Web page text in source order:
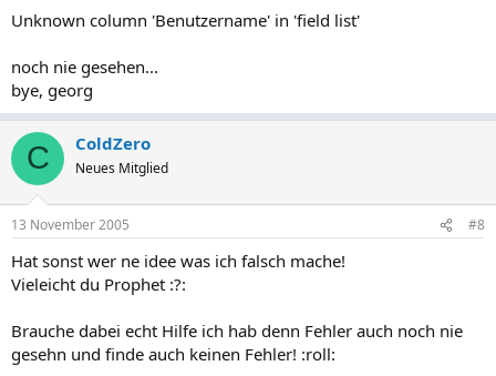
Unknown column 'Benutzername' in 'field list'
noch nie gesehen...
bye, georg
C ColdZero
Neues Mitglied
13 November 2005 #8
Hat sonst wer ne idee was ich falsch mache!
Vieleicht du Prophet :?:
Brauche dabei echt Hilfe ich hab denn Fehler auch noch nie
gesehn und finde auch keinen Fehler! :roll: